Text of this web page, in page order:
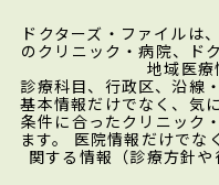
ドクターズ・ファイルは
のクリニック・病院、ド
地域医療
診療科目、行政区、沿線
基本情報だけでなく、気
条件に合ったクリニック
ます。 医院情報だけでな
関する情報（診療方針や